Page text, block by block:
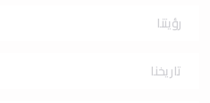
رؤيتنا
تاريخنا